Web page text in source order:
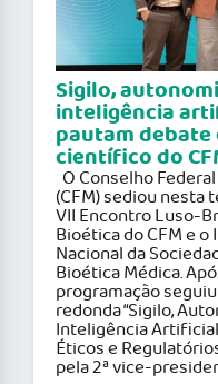
Sigilo,
inteligência
pautam
científico do
O Conselho
(CFM) sediou nesta
VII Encontro Luso-
Bioética do CFM e o
Nacional da
Bioética Médica.
programação
redonda “Sigilo,
Inteligência
Éticos e
pela 2ª vice-